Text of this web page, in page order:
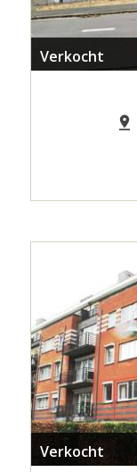
Verkocht
Verkocht